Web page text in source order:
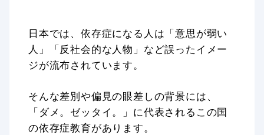
日本では、依存症になる人は「意思が弱い
人」「反社会的な人物」など誤ったイメー
ジが流布されています。
そんな差別や偏見の眼差しの背景には、
「ダメ。ゼッタイ。」に代表されるこの国
の依存症教育があります。